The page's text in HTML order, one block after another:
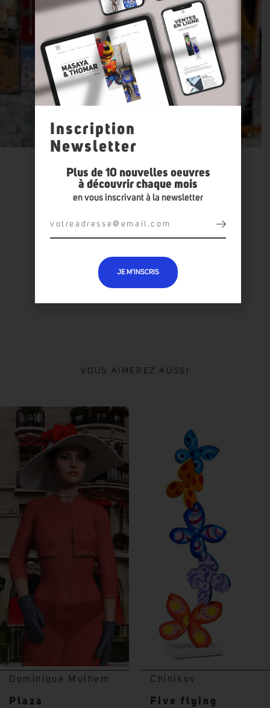
TOUTES LES OEUVRES :BESSO
VOUS AIMEREZ AUSSI
Dominique Mulhem
Plaza
Chinikov
Five flying
Inscription
Newsletter
Plus de 10 nouvelles oeuvres
à découvrir chaque mois
en vous inscrivant à la newsletter
JE M’INSCRIS